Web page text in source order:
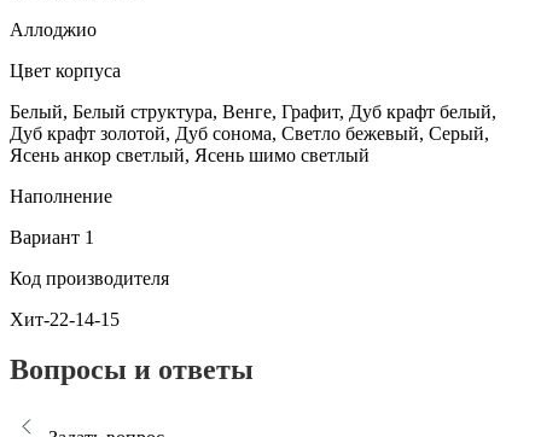
Аллоджио
Цвет корпуса
Белый, Белый структура, Венге, Графит, Дуб крафт белый,
Дуб крафт золотой, Дуб сонома, Светло бежевый, Серый,
Ясень анкор светлый, Ясень шимо светлый
Наполнение
Вариант 1
Код производителя
Хит-22-14-15
Вопросы и ответы